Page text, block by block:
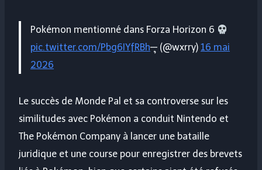
Pokémon mentionné dans Forza Horizon 6
pic.twitter.com/Pbg6IYfRBh—ຸ (@wxrry) 16 mai
2026
Le succès de Monde Pal et sa controverse sur les
similitudes avec Pokémon a conduit Nintendo et
The Pokémon Company à lancer une bataille
juridique et une course pour enregistrer des brevets